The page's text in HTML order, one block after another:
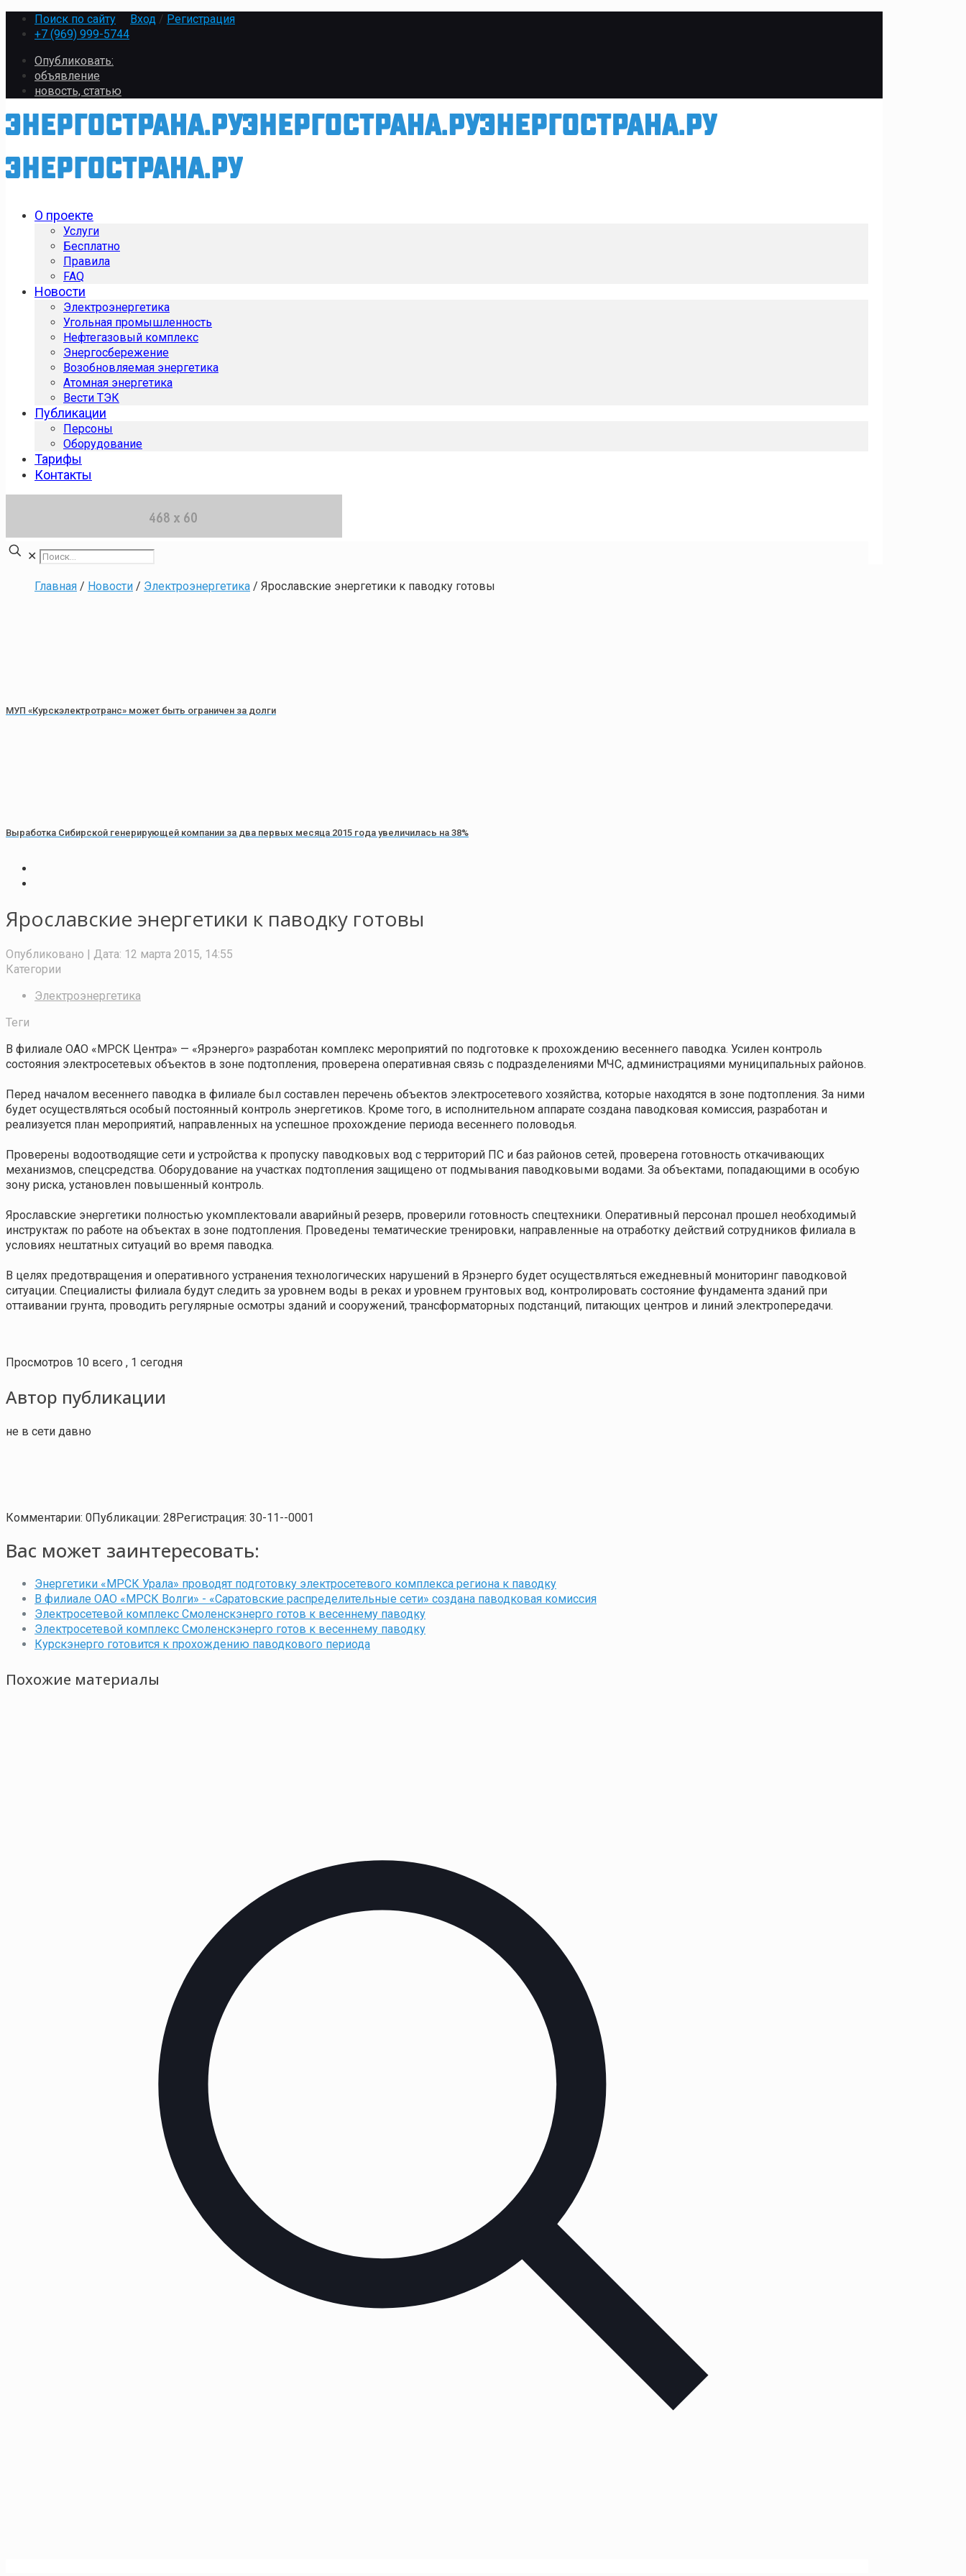
Поиск по сайту Вход / Регистрация
+7 (969) 999-5744
Опубликовать:
объявление
новость, статью
О проекте
Услуги
Бесплатно
Правила
FAQ
Новости
Электроэнергетика
Угольная промышленность
Нефтегазовый комплекс
Энергосбережение
Возобновляемая энергетика
Атомная энергетика
Вести ТЭК
Публикации
Персоны
Оборудование
Тарифы
Контакты
✕
Главная / Новости / Электроэнергетика / Ярославские энергетики к паводку готовы
МУП «Курскэлектротранс» может быть ограничен за долги
Выработка Сибирской генерирующей компании за два первых месяца 2015 года увеличилась на 38%
Ярославские энергетики к паводку готовы
Опубликовано | Дата: 12 марта 2015, 14:55
Категории
Электроэнергетика
Теги
В филиале ОАО «МРСК Центра» — «Ярэнерго» разработан комплекс мероприятий по подготовке к прохождению весеннего паводка. Усилен контроль
состояния электросетевых объектов в зоне подтопления, проверена оперативная связь с подразделениями МЧС, администрациями муниципальных районов.
Перед началом весеннего паводка в филиале был составлен перечень объектов электросетевого хозяйства, которые находятся в зоне подтопления. За ними
будет осуществляться особый постоянный контроль энергетиков. Кроме того, в исполнительном аппарате создана паводковая комиссия, разработан и
реализуется план мероприятий, направленных на успешное прохождение периода весеннего половодья.
Проверены водоотводящие сети и устройства к пропуску паводковых вод с территорий ПС и баз районов сетей, проверена готовность откачивающих
механизмов, спецсредства. Оборудование на участках подтопления защищено от подмывания паводковыми водами. За объектами, попадающими в особую
зону риска, установлен повышенный контроль.
Ярославские энергетики полностью укомплектовали аварийный резерв, проверили готовность спецтехники. Оперативный персонал прошел необходимый
инструктаж по работе на объектах в зоне подтопления. Проведены тематические тренировки, направленные на отработку действий сотрудников филиала в
условиях нештатных ситуаций во время паводка.
В целях предотвращения и оперативного устранения технологических нарушений в Ярэнерго будет осуществляться ежедневный мониторинг паводковой
ситуации. Специалисты филиала будут следить за уровнем воды в реках и уровнем грунтовых вод, контролировать состояние фундамента зданий при
оттаивании грунта, проводить регулярные осмотры зданий и сооружений, трансформаторных подстанций, питающих центров и линий электропередачи.
Просмотров 10 всего , 1 сегодня
Автор публикации
не в сети давно
Комментарии: 0Публикации: 28Регистрация: 30-11--0001
Вас может заинтересовать:
Энергетики «МРСК Урала» проводят подготовку электросетевого комплекса региона к паводку
В филиале ОАО «МРСК Волги» - «Саратовские распределительные сети» создана паводковая комиссия
Электросетевой комплекс Смоленскэнерго готов к весеннему паводку
Электросетевой комплекс Смоленскэнерго готов к весеннему паводку
Курскэнерго готовится к прохождению паводкового периода
Похожие материалы